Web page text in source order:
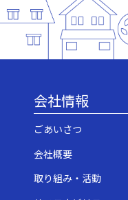
会社情報
ごあいさつ
会社概要
取り組み・活動